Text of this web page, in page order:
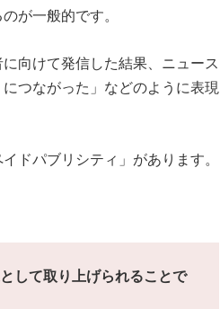
が一般的です。
向けて発信した結果、ニュース
つながった」などのように表現
ドパブリシティ」があります。
して取り上げられることで